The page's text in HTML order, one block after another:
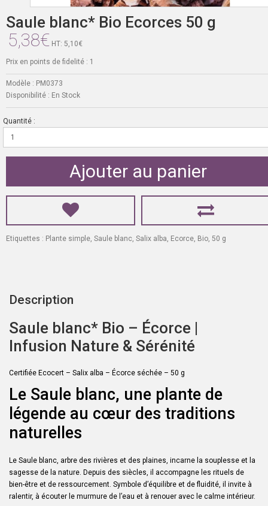
Saule blanc* Bio Ecorces 50 g
5,38€ HT: 5,10€
Prix en points de fidelité : 1
Modèle : PM0373
Disponibilité : En Stock
Quantité :
Ajouter au panier
Etiquettes : Plante simple Saule blanc Salix alba Ecorce Bio 50 g
Description
Saule blanc* Bio – Écorce |
Infusion Nature & Sérénité
Certifiée Ecocert – Salix alba – Écorce séchée – 50 g
Le Saule blanc, une plante de
légende au cœur des traditions
naturelles
Le Saule blanc, arbre des rivières et des plaines, incarne la souplesse et la
sagesse de la nature. Depuis des siècles, il accompagne les rituels de
bien-être et de ressourcement. Symbole d’équilibre et de fluidité, il invite à
ralentir, à écouter le murmure de l’eau et à renouer avec le calme intérieur.